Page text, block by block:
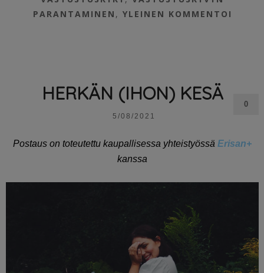
PARANTAMINEN , YLEINEN KOMMENTOI
HERKÄN (IHON) KESÄ
5/08/2021
0
Postaus on toteutettu kaupallisessa yhteistyössäErisan+
kanssa